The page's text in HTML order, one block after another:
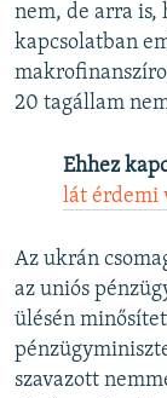
nem, de arra is,
kapcsolatban
20 tagállam
Ehhez
lát érdemi
Az ukrán
az uniós
ülésén
szavazott